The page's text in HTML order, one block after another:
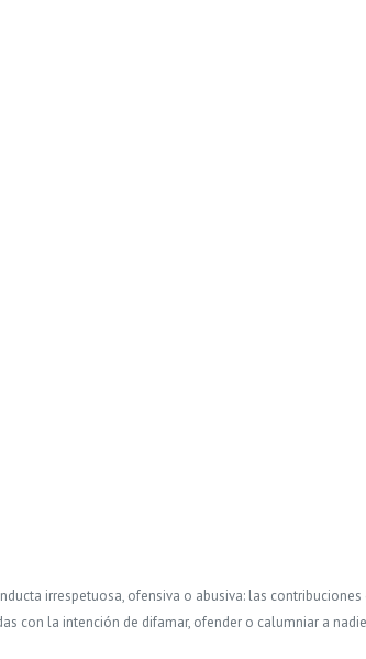
irrespetuosa, ofensiva o abusiva: las
con la intención de difamar, ofender o calumniar a